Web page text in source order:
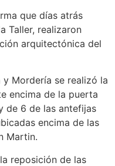
que días atrás
Taller, realizaron
arquitectónica del
Mordería se realizó la
encima de la puerta
de 6 de las antefijas
encima de las
Martin.
reposición de las